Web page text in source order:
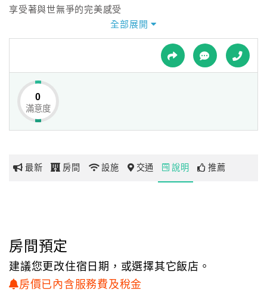
球
網
玩
地
圖
顧
享受著與世無爭的完美感受
桃園唯一座落於石門水庫風景區旁
能將石門大壩和水庫附近的景觀盡收眼底的汽車旅館
隨著四季的變化
展現出不同的景色和心情
遠眺四周環山 伴隨著皚皚白雲
一切煩惱都將拋到九霄雲外
並使用原版原音重現的歡唱KTV PARTY區及最新影音VOD
讓您體驗30種的不同的情境與感受，
附近更緊鄰著六福村、小人國、慈湖、大溪老街…等等
全部展開
0
滿意度
最新 房間 設施 交通 說明 推薦
房間預定
建議您更改住宿日期，或選擇其它飯店。
房價已內含服務費及稅金